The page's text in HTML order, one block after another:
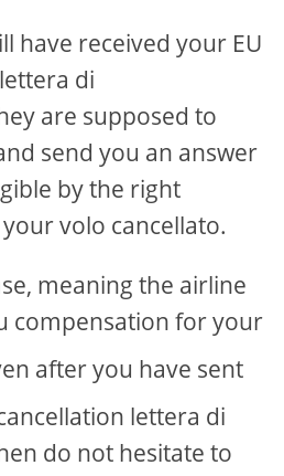
have received your EU
di
are supposed to
send you an answer
by the right
volo cancellato.
meaning the airline
compensation for your
after you have sent
lettera di
do not hesitate to